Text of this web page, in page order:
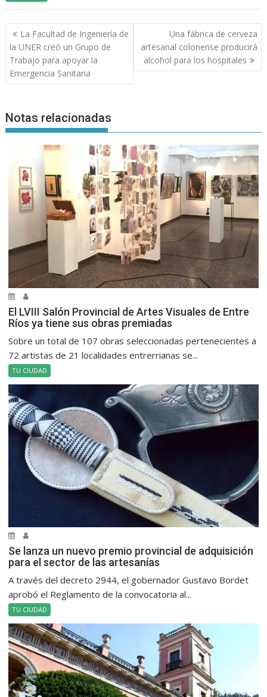
Navegación
de
entradas
La Facultad de Ingeniería de
la UNER creó un Grupo de
Trabajo para apoyar la
Emergencia Sanitaria
Una fábrica de cerveza
artesanal colonense producirá
alcohol para los hospitales
Notas relacionadas
El LVIII Salón Provincial de Artes Visuales de Entre
Ríos ya tiene sus obras premiadas
Sobre un total de 107 obras seleccionadas pertenecientes a
72 artistas de 21 localidades entrerrianas se...
TU CIUDAD
Se lanza un nuevo premio provincial de adquisición
para el sector de las artesanías
A través del decreto 2944, el gobernador Gustavo Bordet
aprobó el Reglamento de la convocatoria al...
TU CIUDAD